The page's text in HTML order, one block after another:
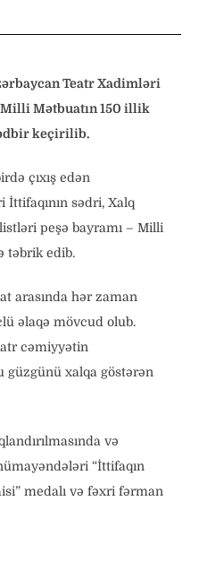
Teatr Xadimləri
Milli Mətbuatın 150 illik
keçirilib.
çıxış edən
sədri, Xalq
peşə bayramı – Milli
təbrik edib.
arasında hər zaman
əlaqə mövcud olub.
cəmiyyətin
güzgünü xalqa göstərən
və
“İttifaqın
medalı və fəxri fərman